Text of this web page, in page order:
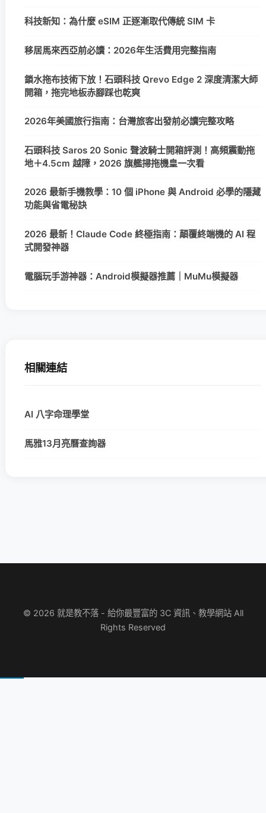
科技新知：為什麼 eSIM 正逐漸取代傳統 SIM 卡
移居馬來西亞前必讀：2026年生活費用完整指南
鎖水拖布技術下放！石頭科技 Qrevo Edge 2 深度清潔大師
開箱，拖完地板赤腳踩也乾爽
2026年美國旅行指南：台灣旅客出發前必讀完整攻略
石頭科技 Saros 20 Sonic 聲波騎士開箱評測！高頻震動拖
地＋4.5cm 越障，2026 旗艦掃拖機皇一次看
2026 最新手機教學：10 個 iPhone 與 Android 必學的隱藏
功能與省電秘訣
2026 最新！Claude Code 終極指南：顛覆終端機的 AI 程
式開發神器
電腦玩手游神器：Android模擬器推薦｜MuMu模擬器
相關連結
AI 八字命理學堂
馬雅13月亮曆查詢器
© 2026 就是教不落 - 給你最豐富的 3C 資訊、教學網站 All
Rights Reserved